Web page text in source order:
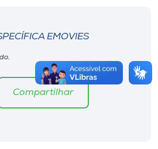
EMOVIES
Compartilhar